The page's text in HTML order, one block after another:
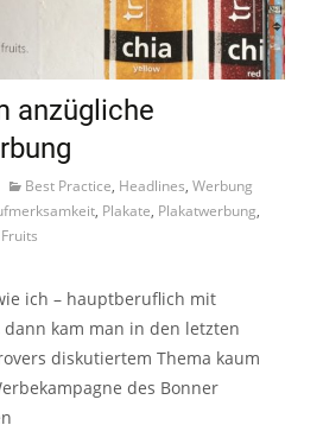
anzügliche
Best Practice, Headlines, Werbung
, Plakate, Plakatwerbung,
ich – hauptberuflich mit
kam man in den letzten
diskutiertem Thema kaum
des Bonner